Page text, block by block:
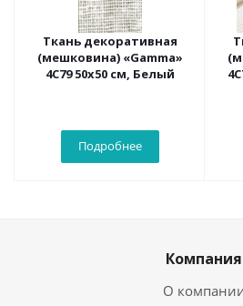
Ткань декоративная
(мешковина) «Gamma»
4С79 50x50 см, Белый
Подробнее
Компания
О